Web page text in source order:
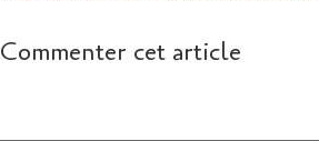
Commenter cet article